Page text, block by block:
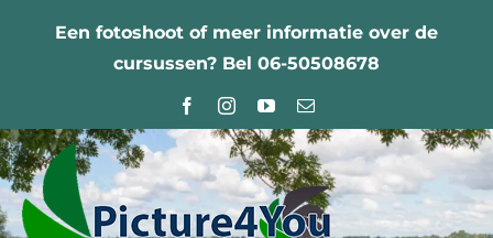
Een fotoshoot of meer informatie over de
cursussen? Bel 06-50508678